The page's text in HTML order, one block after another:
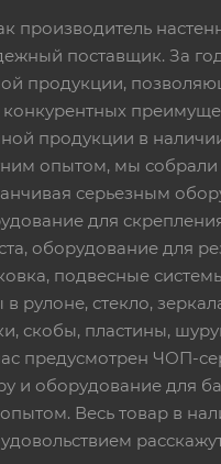
производитель
поставщик. За
продукции,
продукции в
опытом, мы
серьезным
для
оборудование для
подвесные
рулоне, стекло,
скобы, пластины,
предусмотрен ЧОП-
и оборудование для
Весь товар в